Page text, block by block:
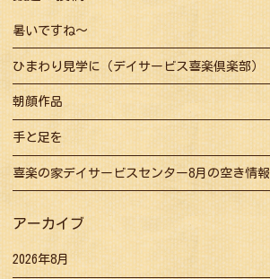
ン
暑いですね～
ひまわり見学に（デイサービス喜楽倶楽部）
朝顔作品
手と足を
喜楽の家デイサービスセンター8月の空き情報
アーカイブ
2026年8月